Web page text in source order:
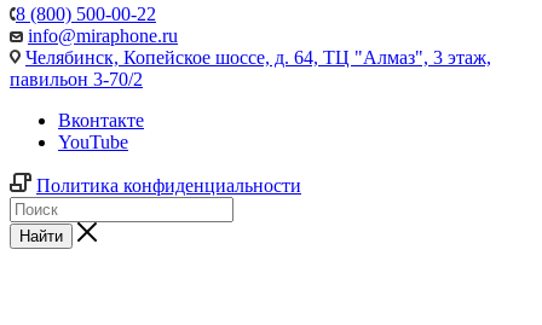
8 (800) 500-00-22
info@miraphone.ru
Челябинск, Копейское шоссе, д. 64, ТЦ "Алмаз", 3 этаж,
павильон 3-70/2
Вконтакте
YouTube
Политика конфиденциальности
Найти